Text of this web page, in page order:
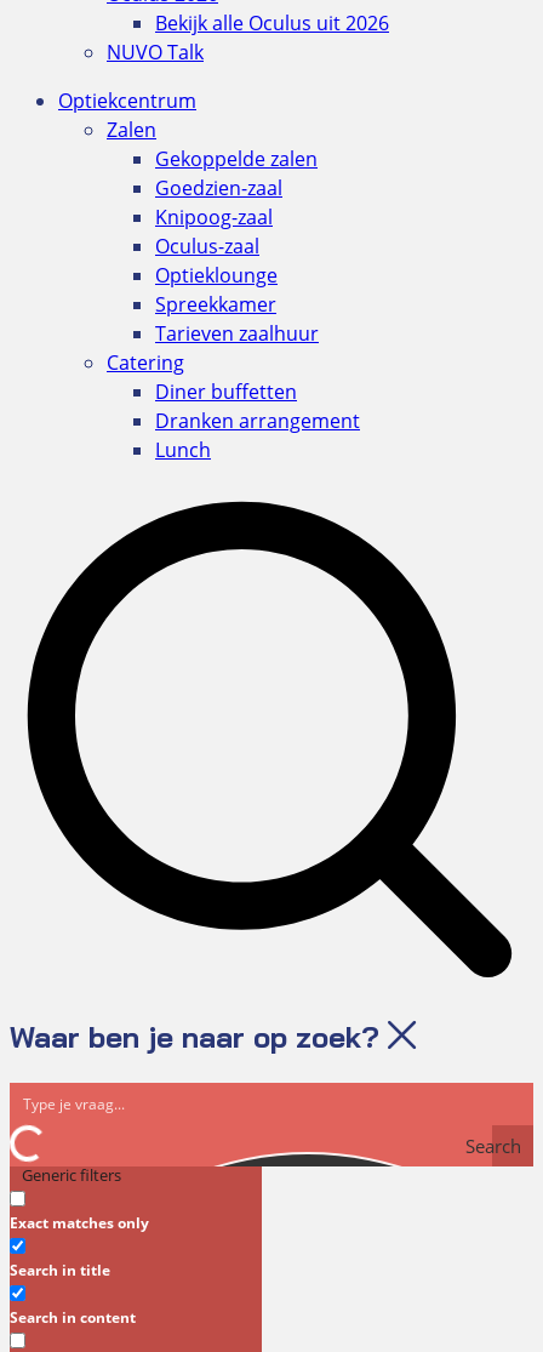
Bekijk alle Oculus uit 2026
NUVO Talk
Optiekcentrum
Zalen
Gekoppelde zalen
Goedzien-zaal
Knipoog-zaal
Oculus-zaal
Optieklounge
Spreekkamer
Tarieven zaalhuur
Catering
Diner buffetten
Dranken arrangement
Lunch
Waar ben je naar op zoek?
Search
Generic filters
Exact matches only
Search in title
Search in content